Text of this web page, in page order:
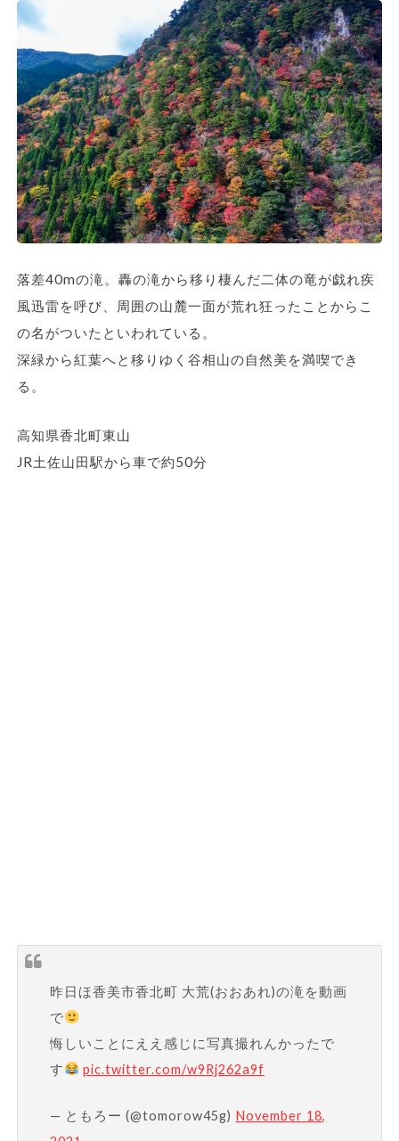
落差40mの滝。轟の滝から移り棲んだ二体の竜が戯れ疾
風迅雷を呼び、周囲の山麓一面が荒れ狂ったことからこ
の名がついたといわれている。
深緑から紅葉へと移りゆく谷相山の自然美を満喫でき
る。
高知県香北町東山
JR土佐山田駅から車で約50分
昨日ほ香美市香北町 大荒(おおあれ)の滝を動画
で
悔しいことにええ感じに写真撮れんかったで
す
pic.twitter.com/w9Rj262a9f
— ともろー (@tomorow45g) November 18,